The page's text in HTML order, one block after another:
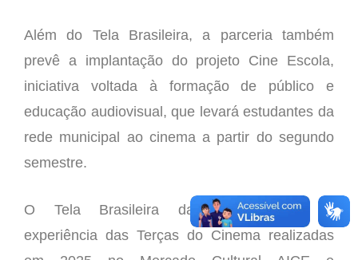
Além do Tela Brasileira, a parceria também
prevê a implantação do projeto Cine Escola,
iniciativa voltada à formação de público e
educação audiovisual, que levará estudantes da
rede municipal ao cinema a partir do segundo
semestre.
O Tela Brasileira dará continuidade à
experiência das Terças do Cinema realizadas